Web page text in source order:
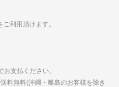
利用頂けます。
支払ください。
料無料(沖縄・離島のお客様を除き